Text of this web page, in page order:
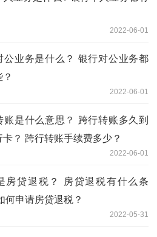
2022-06-01
公业务是什么？ 银行对公业务都
2022-06-01
账是什么意思？ 跨行转账多久到
卡？ 跨行转账手续费多少？
2022-06-01
房贷退税？ 房贷退税有什么条
何申请房贷退税？
2022-05-31